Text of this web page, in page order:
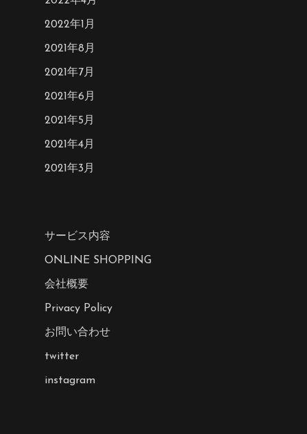
2022年1月
2021年8月
2021年7月
2021年6月
2021年5月
2021年4月
2021年3月
サービス内容
ONLINE SHOPPING
会社概要
Privacy Policy
お問い合わせ
twitter
instagram